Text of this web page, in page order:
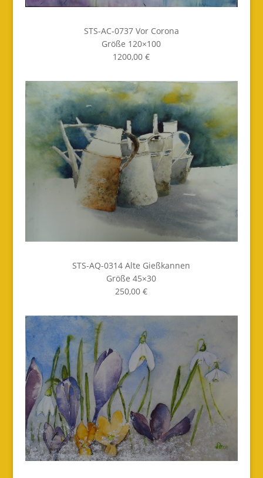
STS-AC-0737 Vor Corona
Größe 120×100
1200,00 €
STS-AQ-0314 Alte Gießkannen
Größe 45×30
250,00 €